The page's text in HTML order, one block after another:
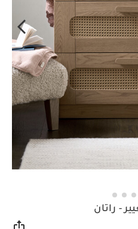
- راتان